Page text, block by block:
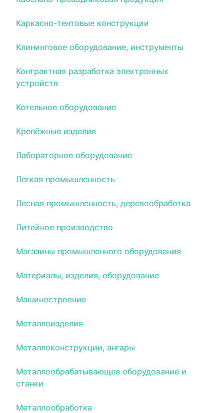
Каркасно-тентовые конструкции
Клининговое оборудование, инструменты
Контрактная разработка электронных
устройств
Котельное оборудование
Крепёжные изделия
Лабораторное оборудование
Легкая промышленность
Лесная промышленность, деревообработка
Литейное производство
Магазины промышленного оборудования
Материалы, изделия, оборудование
Машиностроение
Металлоизделия
Металлоконструкции, ангары
Металлообрабатывающее оборудование и
станки
Металлообработка